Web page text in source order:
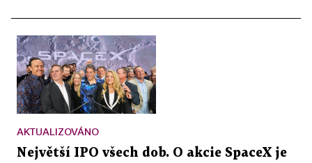
AKTUALIZOVÁNO
Největší IPO všech dob. O akcie SpaceX je